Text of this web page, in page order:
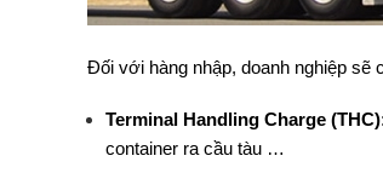
Đối với hàng nhập, doanh nghiệp sẽ
Terminal Handling Charge
container ra cầu tàu …